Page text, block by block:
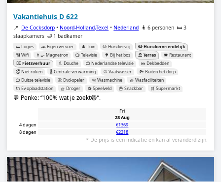
Vakantiehuis D 622
📍 De Cocksdorp • Noord-Holland,Texel • Nederland 🧍 6 personen 🛏️ 3
slaapkamers 🛁 1 badkamer
🛏️ Logies 🚗 Eigen vervoer 🌲 Tuin 🐶 Huisdiervrij
🐶 Huisdiervriendelijk
📶 Wifi
👨‍🍳 Magnetron 📺 Televisie 🌳 Bij het bos ⛱️ Terras
🍽️ Restaurant
🚴‍♂️ Fietsverhuur
🚿 Douche 📺 Nederlandse televisie
🛌 Dekbedden
🚭 Niet roken
🌡️ Centrale verwarming 🧼 Vaatwasser
🏞️ Buiten het dorp
📺 Duitse televisie
📀 Dvd-speler 🧼 Wasmachine
🧺 Wasfaciliteiten
🔌 Ev oplaadstation
🧺 Droger ⚽️ Speelveld 🍟 Snackbar 🛒 Supermarkt
💬 Penke: 100% wat je zoekt😁 .
Fri
28 Aug
4 dagen
€1369
8 dagen
€2218
* De prijs is een indicatie en kan al veranderd zijn.